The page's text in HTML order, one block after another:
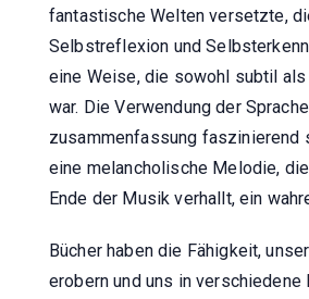
fantastische Welten versetzte,
Selbstreflexion und
eine Weise, die sowohl subtil
war. Die Verwendung der
zusammenfassung faszinierend
eine melancholische Melodie,
Ende der Musik verhallt, ein
Bücher haben die Fähigkeit,
erobern und uns in verschiedene